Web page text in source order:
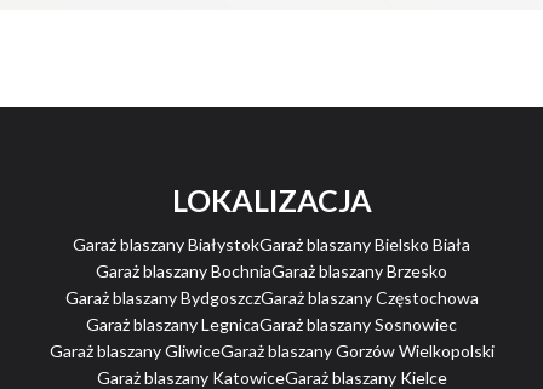
LOKALIZACJA
Garaż blaszany BiałystokGaraż blaszany Bielsko Biała
Garaż blaszany BochniaGaraż blaszany Brzesko
Garaż blaszany BydgoszczGaraż blaszany Częstochowa
Garaż blaszany LegnicaGaraż blaszany Sosnowiec
Garaż blaszany GliwiceGaraż blaszany Gorzów Wielkopolski
Garaż blaszany KatowiceGaraż blaszany Kielce